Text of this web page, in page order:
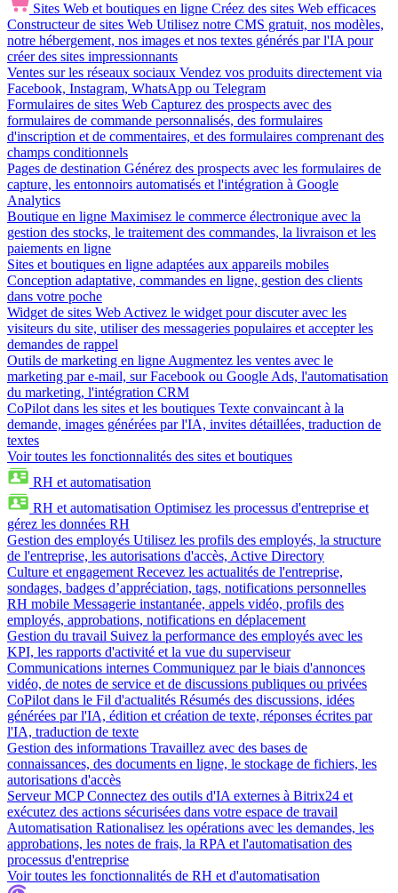
Sites Web et boutiques en ligne Créez des sites Web efficaces
Constructeur de sites Web Utilisez notre CMS gratuit, nos modèles,
notre hébergement, nos images et nos textes générés par l'IA pour
créer des sites impressionnants
Ventes sur les réseaux sociaux Vendez vos produits directement via
Facebook, Instagram, WhatsApp ou Telegram
Formulaires de sites Web Capturez des prospects avec des
formulaires de commande personnalisés, des formulaires
d'inscription et de commentaires, et des formulaires comprenant des
champs conditionnels
Pages de destination Générez des prospects avec les formulaires de
capture, les entonnoirs automatisés et l'intégration à Google
Analytics
Boutique en ligne Maximisez le commerce électronique avec la
gestion des stocks, le traitement des commandes, la livraison et les
paiements en ligne
Sites et boutiques en ligne adaptées aux appareils mobiles
Conception adaptative, commandes en ligne, gestion des clients
dans votre poche
Widget de sites Web Activez le widget pour discuter avec les
visiteurs du site, utiliser des messageries populaires et accepter les
demandes de rappel
Outils de marketing en ligne Augmentez les ventes avec le
marketing par e-mail, sur Facebook ou Google Ads, l'automatisation
du marketing, l'intégration CRM
CoPilot dans les sites et les boutiques Texte convaincant à la
demande, images générées par l'IA, invites détaillées, traduction de
textes
Voir toutes les fonctionnalités des sites et boutiques
RH et automatisation
RH et automatisation Optimisez les processus d'entreprise et
gérez les données RH
Gestion des employés Utilisez les profils des employés, la structure
de l'entreprise, les autorisations d'accès, Active Directory
Culture et engagement Recevez les actualités de l'entreprise,
sondages, badges d’appréciation, tags, notifications personnelles
RH mobile Messagerie instantanée, appels vidéo, profils des
employés, approbations, notifications en déplacement
Gestion du travail Suivez la performance des employés avec les
KPI, les rapports d'activité et la vue du superviseur
Communications internes Communiquez par le biais d'annonces
vidéo, de notes de service et de discussions publiques ou privées
CoPilot dans le Fil d'actualités Résumés des discussions, idées
générées par l'IA, édition et création de texte, réponses écrites par
l'IA, traduction de texte
Gestion des informations Travaillez avec des bases de
connaissances, des documents en ligne, le stockage de fichiers, les
autorisations d'accès
Serveur MCP Connectez des outils d'IA externes à Bitrix24 et
exécutez des actions sécurisées dans votre espace de travail
Automatisation Rationalisez les opérations avec les demandes, les
approbations, les notes de frais, la RPA et l'automatisation des
processus d'entreprise
Voir toutes les fonctionnalités de RH et d'automatisation